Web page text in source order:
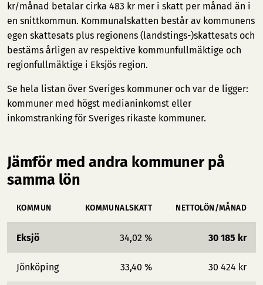
kr/månad betalar cirka 483 kr mer i skatt per månad än i
en snittkommun. Kommunalskatten består av kommunens
egen skattesats plus regionens (landstings-)skattesats och
bestäms årligen av respektive kommunfullmäktige och
regionfullmäktige i Eksjös region.
Se hela listan över Sveriges kommuner och var de ligger:
kommuner med högst medianinkomst eller
inkomstranking för Sveriges rikaste kommuner.
Jämför med andra kommuner på
samma lön
KOMMUN KOMMUNALSKATT NETTOLÖN/MÅNAD
Eksjö 34,02 % 30 185 kr
Jönköping 33,40 % 30 424 kr